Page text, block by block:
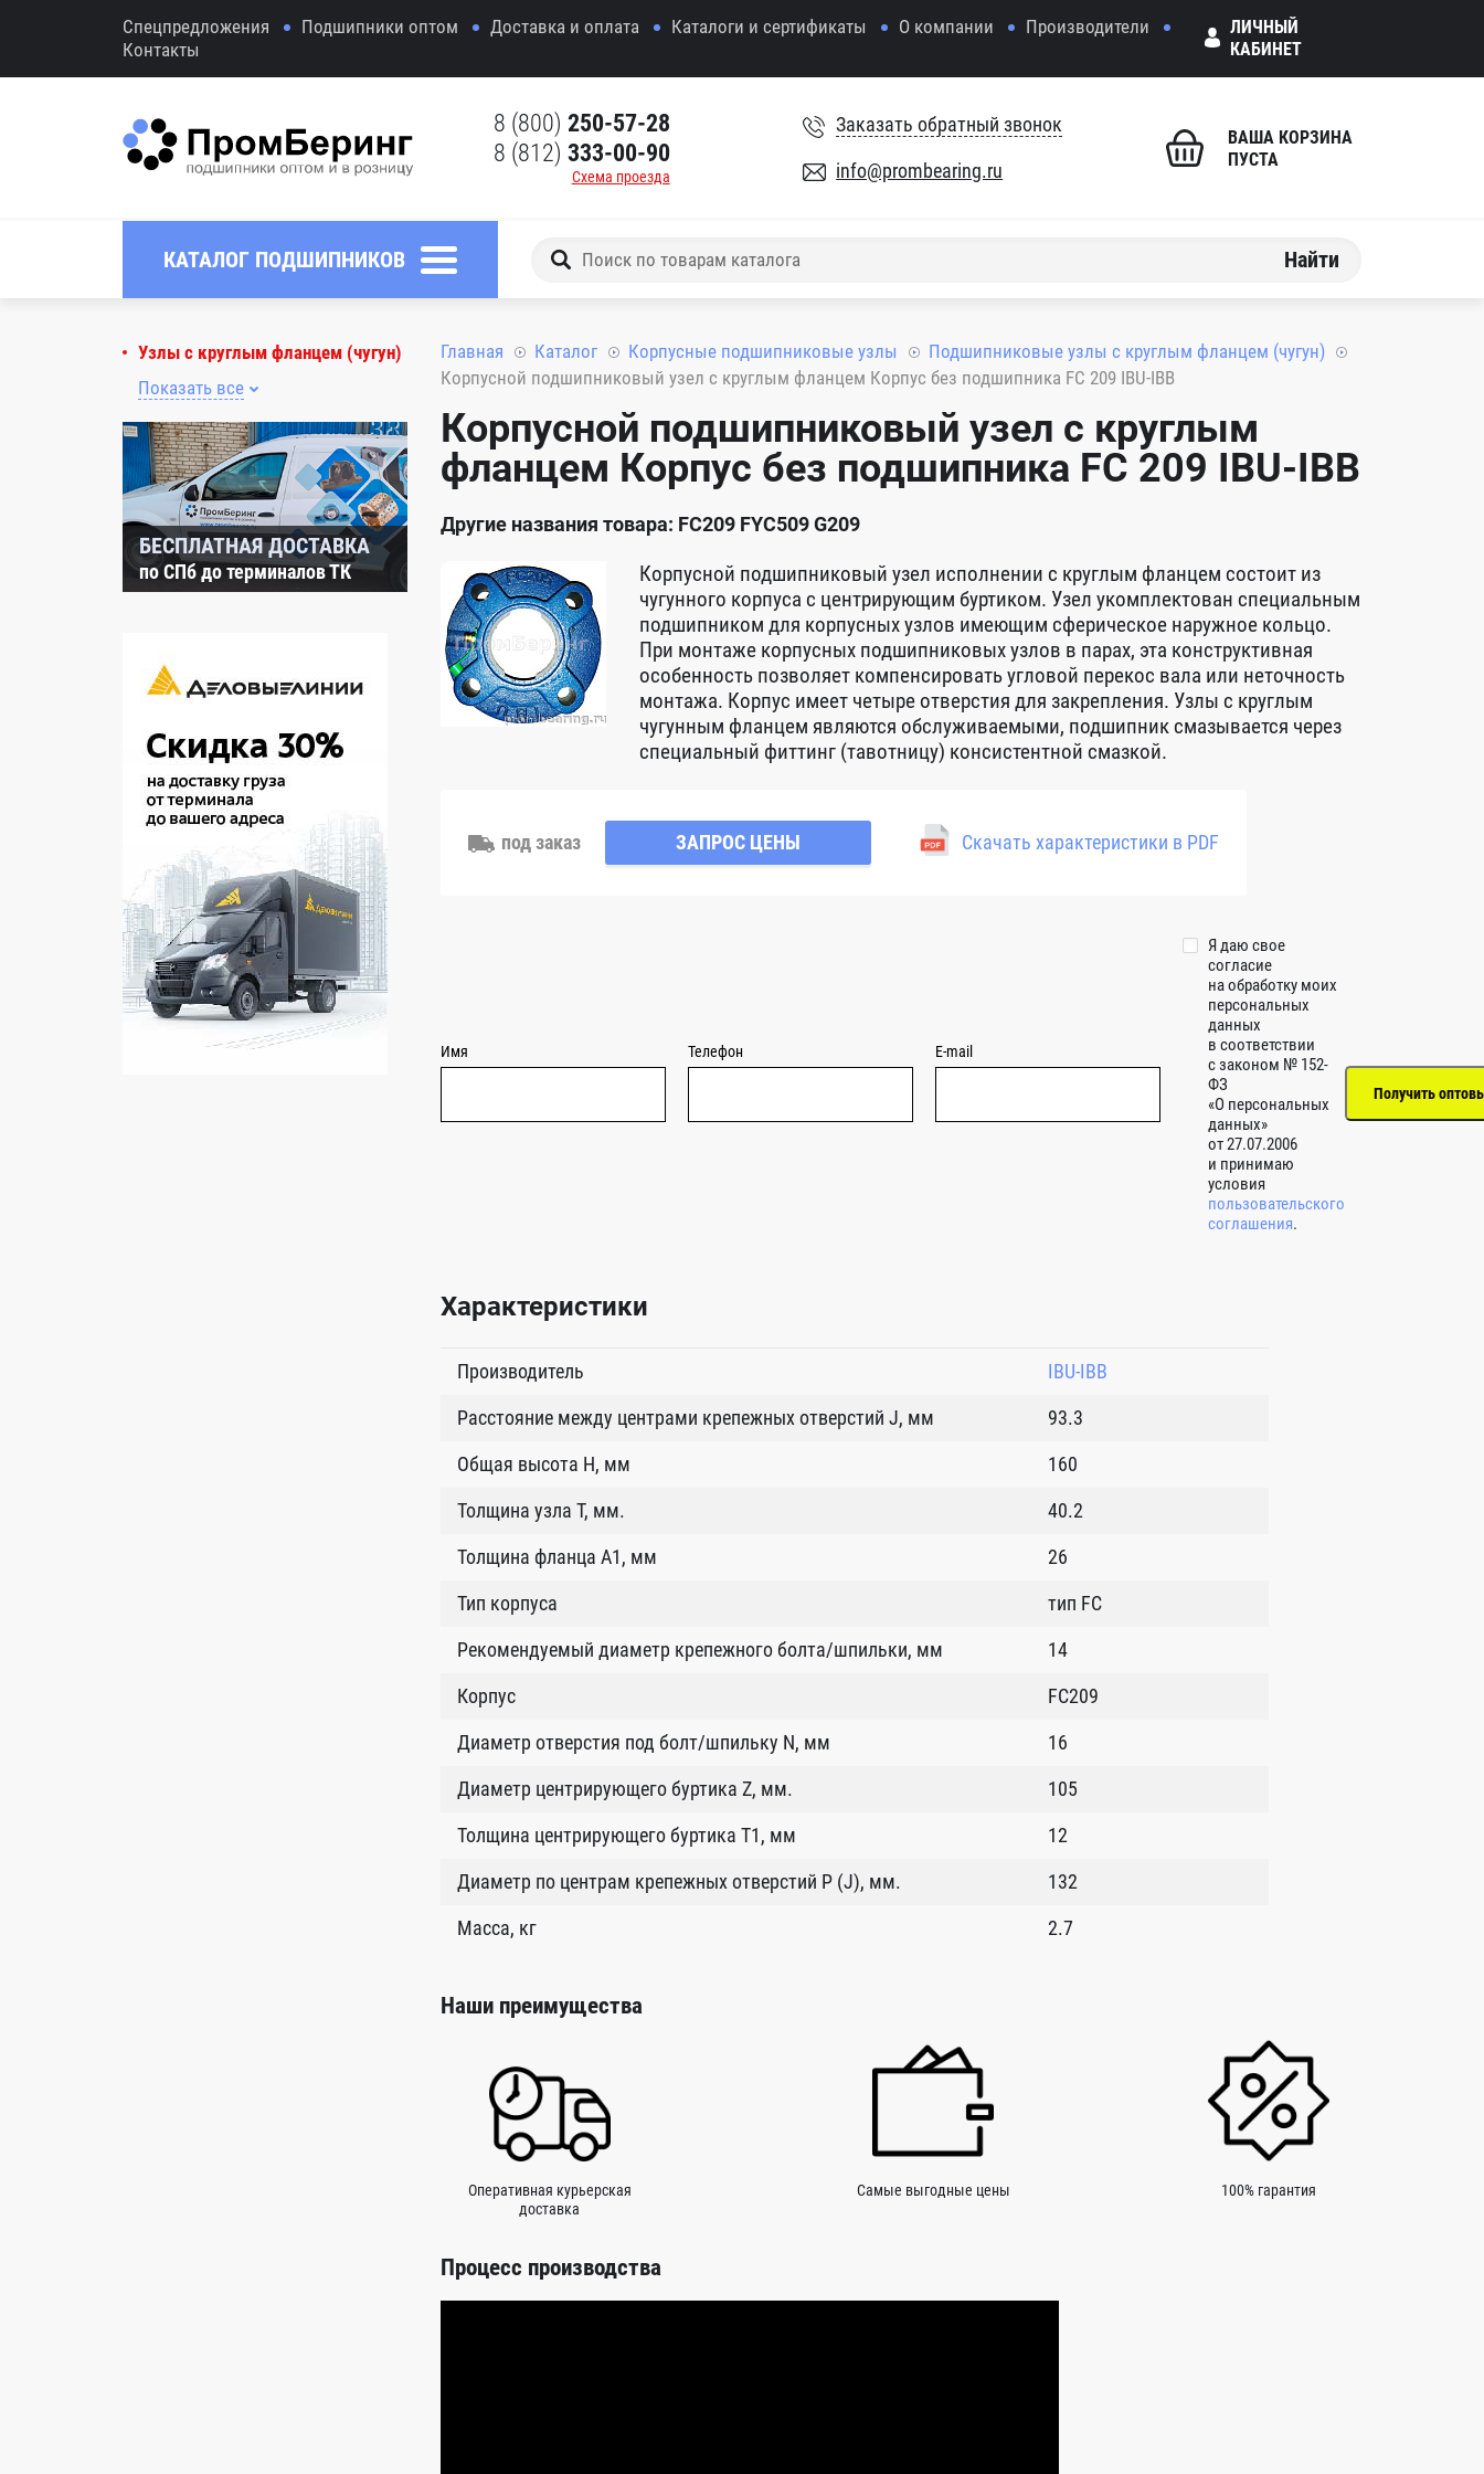
Спецпредложения Подшипники оптом Доставка и оплата Каталоги и сертификаты О компании
Производители
Контакты
ЛИЧНЫЙ
КАБИНЕТ
8 (800) 250-57-28
8 (812) 333-00-90
Схема проезда
Заказать обратный звонок
info@prombearing.ru
ВАША КОРЗИНА
ПУСТА
КАТАЛОГ ПОДШИПНИКОВ Найти
Узлы с круглым фланцем (чугун)
Показать все
БЕСПЛАТНАЯ ДОСТАВКА
по СПб до терминалов ТК
Главная Каталог Корпусные подшипниковые узлы
Подшипниковые узлы с круглым фланцем (чугун)
Корпусной подшипниковый узел с круглым фланцем Корпус без подшипника FC 209 IBU-IBB
Корпусной подшипниковый узел с круглым
фланцем Корпус без подшипника FC 209 IBU-IBB
Другие названия товара: FC209 FYC509 G209
Корпусной подшипниковый узел исполнении с круглым фланцем состоит из
чугунного корпуса с центрирующим буртиком. Узел укомплектован специальным
подшипником для корпусных узлов имеющим сферическое наружное кольцо.
При монтаже корпусных подшипниковых узлов в парах, эта конструктивная
особенность позволяет компенсировать угловой перекос вала или неточность
монтажа. Корпус имеет четыре отверстия для закрепления. Узлы c круглым
чугунным фланцем являются обслуживаемыми, подшипник смазывается через
специальный фиттинг (тавотницу) консистентной смазкой.
под заказ ЗАПРОС ЦЕНЫ Скачать характеристики в PDF
Имя Телефон E-mail
Я даю свое
согласие
на обработку моих
персональных
данных
в соответствии
с законом № 152-
ФЗ
«О персональных
данных»
от 27.07.2006
и принимаю
условия
пользовательского
соглашения.
Характеристики
Производитель
IBU-IBB
Расстояние между центрами крепежных отверстий J, мм
93.3
Общая высота H, мм
160
Толщина узла T, мм.
40.2
Толщина фланца А1, мм
26
Тип корпуса
тип FC
Рекомендуемый диаметр крепежного болта/шпильки, мм
14
Корпус
FC209
Диаметр отверстия под болт/шпильку N, мм
16
Диаметр центрирующего буртика Z, мм.
105
Толщина центрирующего буртика T1, мм
12
Диаметр по центрам крепежных отверстий P (J), мм.
132
Масса, кг
2.7
Наши преимущества
Оперативная курьерская
доставка
Самые выгодные цены 100% гарантия
Процесс производства